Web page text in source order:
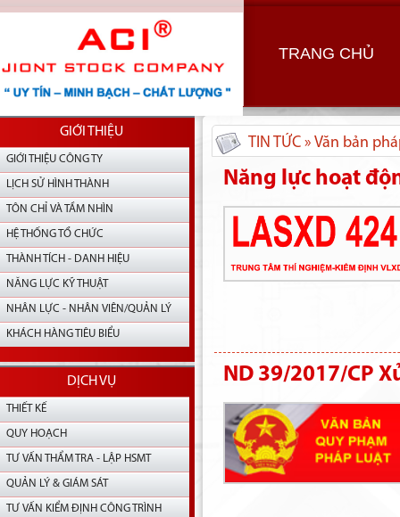
TRANG CHỦ
GIỚI THIỆU
GIỚI THIỆU CÔNG TY
LỊCH SỬ HÌNH THÀNH
TÔN CHỈ VÀ TẦM NHÌN
HỆ THỐNG TỔ CHỨC
THÀNH TÍCH - DANH HIỆU
NĂNG LỰC KỸ THUẬT
NHÂN LỰC - NHÂN VIÊN/QUẢN LÝ
KHÁCH HÀNG TIÊU BIỂU
DỊCH VỤ
THIẾT KẾ
QUY HOẠCH
TƯ VẤN THẨM TRA - LẬP HSMT
QUẢN LÝ & GIÁM SÁT
TƯ VẤN KIỂM ĐỊNH CÔNG TRÌNH
TIN TỨC » Văn bản
Năng lực hoạt
ND 39/2017/CP